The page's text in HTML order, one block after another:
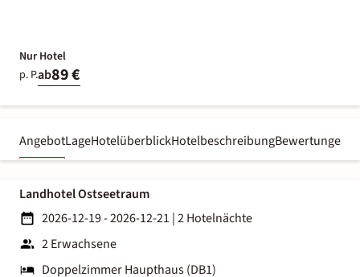
Nur Hotel
p. P.ab89 €
AngebotLageHotelüberblickHotelbeschreibungBewertungen
Landhotel Ostseetraum
2026-12-19 - 2026-12-21 |2 Hotelnächte
2 Erwachsene
Doppelzimmer Haupthaus (DB1)